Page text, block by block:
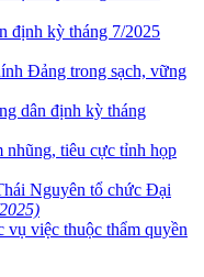
định kỳ tháng 7/2025
Đảng trong sạch, vững
dân định kỳ tháng
nhũng, tiêu cực tỉnh họp
Nguyên tổ chức Đại
vụ việc thuộc thẩm quyền